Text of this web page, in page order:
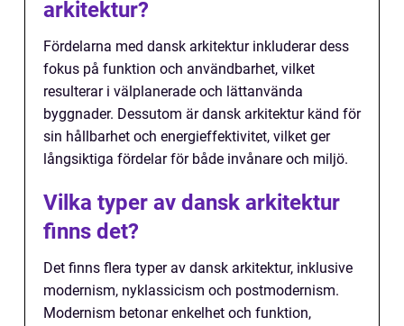
arkitektur?
Fördelarna med dansk arkitektur inkluderar dess
fokus på funktion och användbarhet, vilket
resulterar i välplanerade och lättanvända
byggnader. Dessutom är dansk arkitektur känd för
sin hållbarhet och energieffektivitet, vilket ger
långsiktiga fördelar för både invånare och miljö.
Vilka typer av dansk arkitektur
finns det?
Det finns flera typer av dansk arkitektur, inklusive
modernism, nyklassicism och postmodernism.
Modernism betonar enkelhet och funktion,